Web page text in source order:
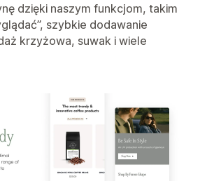
dzięki naszym funkcjom, takim
szybkie dodawanie
krzyżowa, suwak i wiele